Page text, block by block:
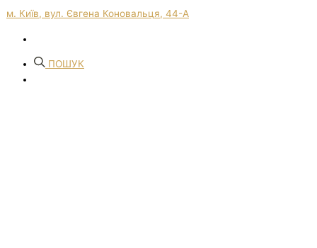
м. Київ, вул. Євгена Коновальця, 44-А
ПОШУК